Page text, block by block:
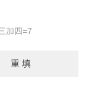
加四=7